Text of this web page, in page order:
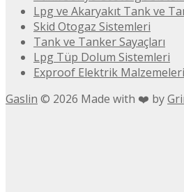
Lpg ve Akaryakıt Tank ve
Skid Otogaz Sistemleri
Tank ve Tanker Sayaçları
Lpg Tüp Dolum Sistemleri
Exproof Elektrik Malzemeleri
Gaslin © 2026 Made with ❤️ by